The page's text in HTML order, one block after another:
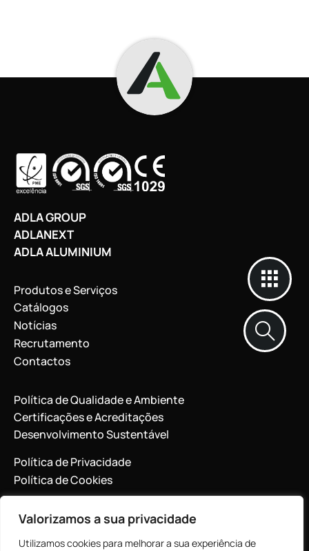
Valorizamos a sua privacidade
Utilizamos cookies para melhorar a sua experiência de
ADLA GROUP
ADLANEXT
ADLA ALUMINIUM
Produtos e Serviços
Catálogos
Notícias
Recrutamento
Contactos
Política de Qualidade e Ambiente
Certificações e Acreditações
Desenvolvimento Sustentável
Política de Privacidade
Política de Cookies
¹ Custo de chamada para rede Desenvolvido por Adla